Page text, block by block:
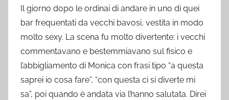
Il giorno dopo le ordinai di andare in uno di quei
bar frequentati da vecchi bavosi, vestita in modo
molto sexy. La scena fu molto divertente: i vecchi
commentavano e bestemmiavano sul fisico e
l’abbigliamento di Monica con frasi tipo “a questa
saprei io cosa fare”, “con questa ci si diverte mi
sa”, poi quando è andata via l’hanno salutata. Direi